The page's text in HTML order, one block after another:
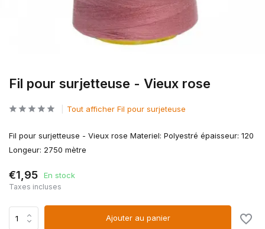
Fil pour surjetteuse - Vieux rose
Tout afficher Fil pour surjeteuse
Fil pour surjetteuse - Vieux rose Materiel: Polyestré épaisseur: 120
Longeur: 2750 mètre
€1,95 En stock
Taxes incluses
Ajouter au panier